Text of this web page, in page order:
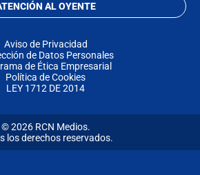
AL OYENTE
Aviso de Privacidad
de Datos Personales
de Ética Empresarial
Política de Cookies
LEY 1712 DE 2014
© 2026 RCN Medios.
los derechos reservados.